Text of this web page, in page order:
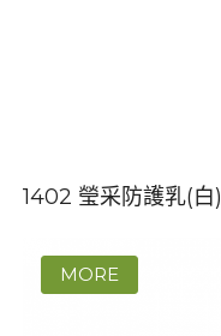
1402 瑩采防護乳(白)